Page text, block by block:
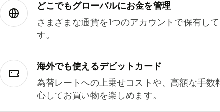
どこでもグ⁠ロ⁠ー⁠バ⁠ルにお金を管理
さまざまな通貨を1つのアカウントで保有し
す。
海外でも使えるデビットカード
為替レートへの上乗せコストや、高額な手数
心してお買い物を楽しめます。